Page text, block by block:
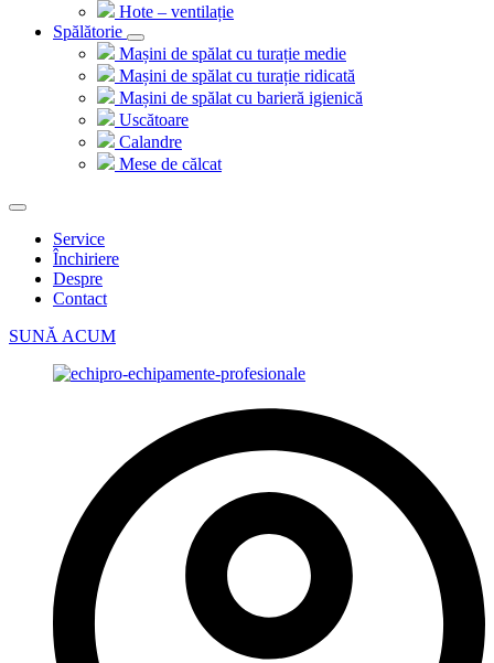
Hote – ventilație
Spălătorie
Mașini de spălat cu turație medie
Mașini de spălat cu turație ridicată
Mașini de spălat cu barieră igienică
Uscătoare
Calandre
Mese de călcat
Service
Închiriere
Despre
Contact
SUNĂ ACUM